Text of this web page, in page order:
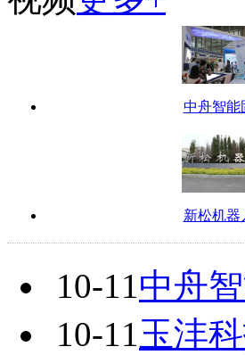
中舟智能
新松机器
10-11中舟
10-11玉沣